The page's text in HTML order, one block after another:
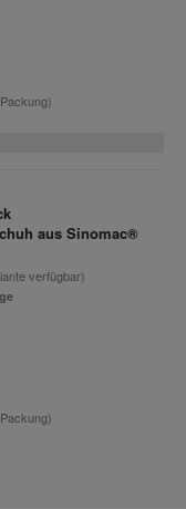
aus Sinomac®
verfügbar)